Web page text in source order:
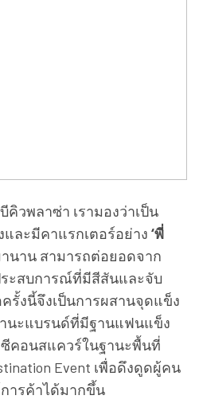
วพลาซ่า เรามองว่าเป็น
ละมีคาแรกเตอร์อย่าง ‘พี่
นาน สามารถต่อยอดจาก
ะสบการณ์ที่มีสีสันและจับ
รั้งนี้จึงเป็นการผสานจุดแข็ง
นะแบรนด์ที่มีฐานแฟนแข็ง
คอนสแควร์ในฐานะพื้นที่
Event เพื่อดึงดูดผู้คน
ารค้าได้มากขึ้น